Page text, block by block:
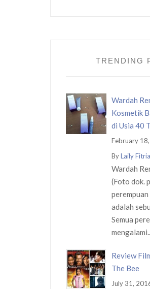
TRENDING
Wardah
Kosmetik
di Usia 40
February
ByLaily
Wardah
(Foto dok.
adalah
Semua
mengalami...
Review
The Bee
July 31,